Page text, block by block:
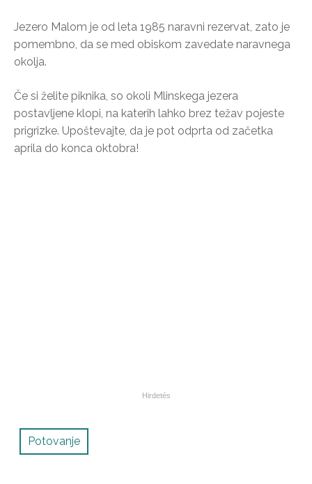
Jezero Malom je od leta 1985 naravni rezervat, zato je
pomembno, da se med obiskom zavedate naravnega
okolja.
Če si želite piknika, so okoli Mlinskega jezera
postavljene klopi, na katerih lahko brez težav pojeste
prigrizke. Upoštevajte, da je pot odprta od začetka
aprila do konca oktobra!
Potovanje